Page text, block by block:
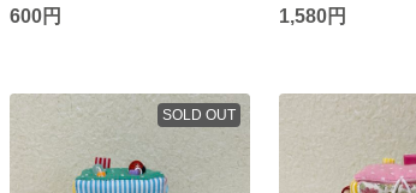
600円 1,580円
SOLD OUT